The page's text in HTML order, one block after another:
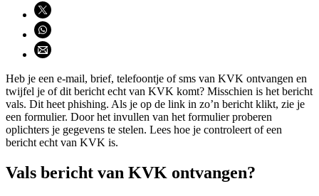
Deel via X (opent nieuw venster)
Deel via WhatsApp (opent WhatsApp)
Deel via email (opent email programma)
Heb je een e-mail, brief, telefoontje of sms van KVK ontvangen en
twijfel je of dit bericht echt van KVK komt? Misschien is het bericht
vals. Dit heet phishing. Als je op de link in zo’n bericht klikt, zie je
een formulier. Door het invullen van het formulier proberen
oplichters je gegevens te stelen. Lees hoe je controleert of een
bericht echt van KVK is.
Vals bericht van KVK ontvangen?